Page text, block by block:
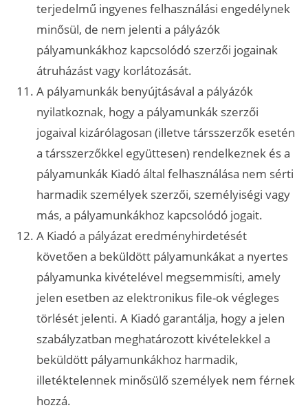
terjedelmű ingyenes felhasználási engedélynek
minősül, de nem jelenti a pályázók
pályamunkákhoz kapcsolódó szerzői jogainak
átruházást vagy korlátozását.
A pályamunkák benyújtásával a pályázók
nyilatkoznak, hogy a pályamunkák szerzői
jogaival kizárólagosan (illetve társszerzők esetén
a társszerzőkkel együttesen) rendelkeznek és a
pályamunkák Kiadó által felhasználása nem sérti
harmadik személyek szerzői, személyiségi vagy
más, a pályamunkákhoz kapcsolódó jogait.
A Kiadó a pályázat eredményhirdetését
követően a beküldött pályamunkákat a nyertes
pályamunka kivételével megsemmisíti, amely
jelen esetben az elektronikus file-ok végleges
törlését jelenti. A Kiadó garantálja, hogy a jelen
szabályzatban meghatározott kivételekkel a
beküldött pályamunkákhoz harmadik,
illetéktelennek minősülő személyek nem férnek
hozzá.